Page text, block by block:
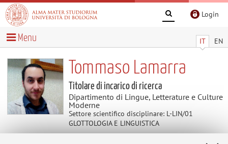
Login
IT EN
Menu
Tommaso Lamarra
Titolare di incarico di ricerca
Dipartimento di Lingue, Letterature e Culture
Moderne
Settore scientifico disciplinare: L-LIN/01
GLOTTOLOGIA E LINGUISTICA